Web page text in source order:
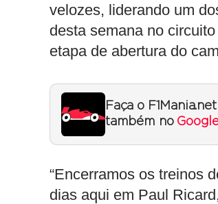
velozes, liderando um
desta semana no
etapa de abertura do
Faça o
também no
“Encerramos os treinos
dias aqui em Paul